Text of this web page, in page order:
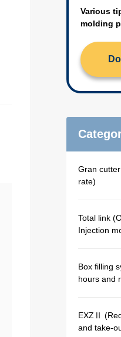
Various
molding
Gran
rate)
Total link
Injection
Box filling
hours and
EXZⅡ
and take-